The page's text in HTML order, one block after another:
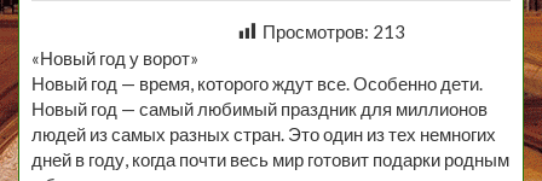
Просмотров: 213
«Новый год у ворот»
Новый год — время, которого ждут все. Особенно дети.
Новый год — самый любимый праздник для миллионов
людей из самых разных стран. Это один из тех немногих
дней в году, когда почти весь мир готовит подарки родным